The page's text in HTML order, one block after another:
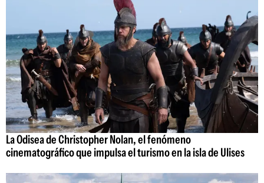
La Odisea de Christopher Nolan, el fenómeno
cinematográfico que impulsa el turismo en la isla de Ulises